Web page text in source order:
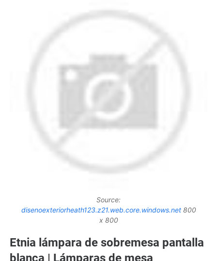
Source:
disenoexteriorheath123.z21.web.core.windows.net800
x 800
Etnia lámpara de sobremesa pantalla
blanca | Lámparas de mesa